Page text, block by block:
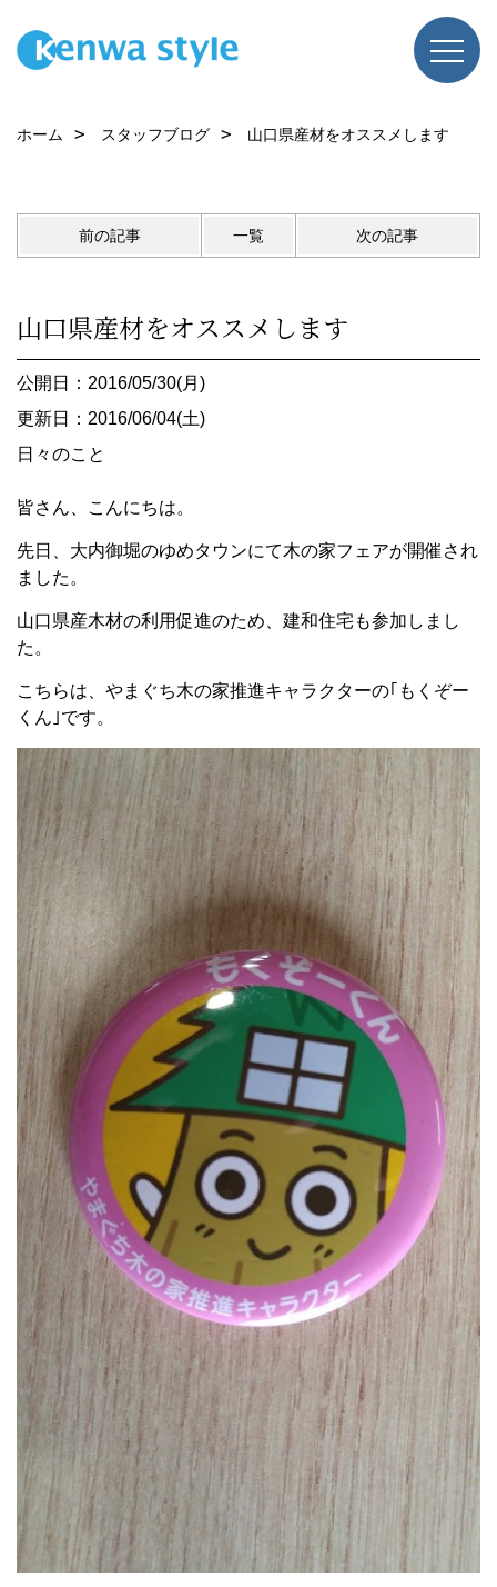
ホーム スタッフブログ 山口県産材をオススメします
前の記事 一覧 次の記事
山口県産材をオススメします
公開日：2016/05/30(月)
更新日：2016/06/04(土)
日々のこと
皆さん、こんにちは。
先日、大内御堀のゆめタウンにて木の家フェアが開催され
ました。
山口県産木材の利用促進のため、建和住宅も参加しまし
た。
こちらは、やまぐち木の家推進キャラクターの｢もくぞー
くん｣です。